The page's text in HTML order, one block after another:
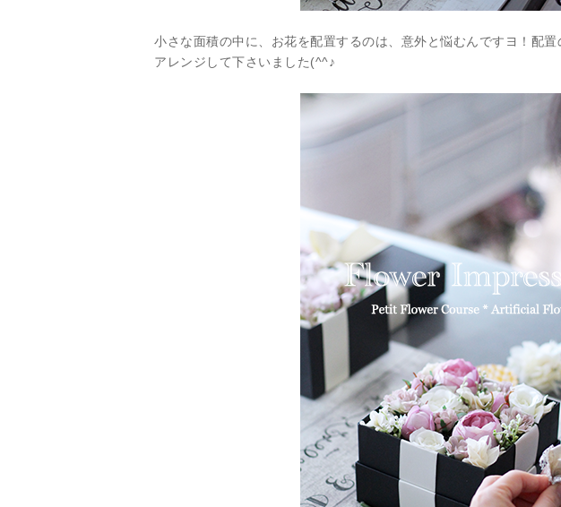
小さな面積の中に、お花を配置するのは、意外と悩むんですヨ！配
アレンジして下さいました(^^♪